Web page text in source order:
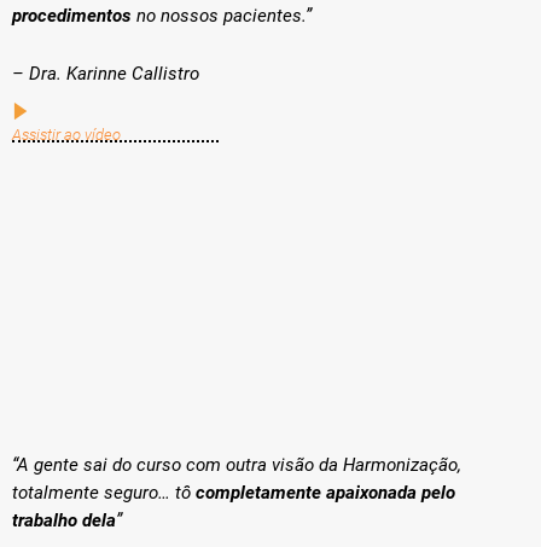
procedimentos no nossos pacientes.”
– Dra. Karinne Callistro
Assistir ao vídeo
“A gente sai do curso com outra visão da Harmonização,
totalmente seguro… tô completamente apaixonada pelo
trabalho dela”